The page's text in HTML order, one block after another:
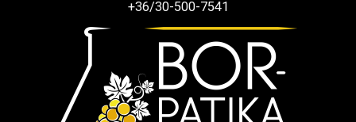
+36/30-500-7541